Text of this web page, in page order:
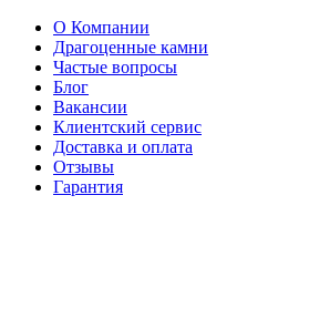
О Компании
Драгоценные камни
Частые вопросы
Блог
Вакансии
Клиентский сервис
Доставка и оплата
Отзывы
Гарантия